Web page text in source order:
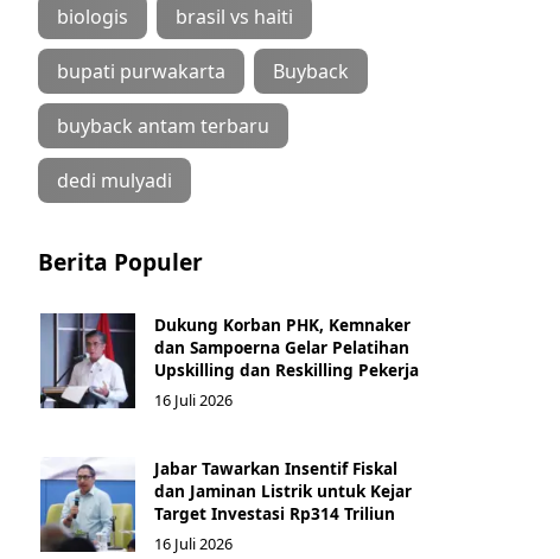
biologis brasil vs haiti
bupati purwakarta Buyback
buyback antam terbaru
dedi mulyadi
Berita Populer
Dukung Korban PHK, Kemnaker
dan Sampoerna Gelar Pelatihan
Upskilling dan Reskilling Pekerja
16 Juli 2026
Jabar Tawarkan Insentif Fiskal
dan Jaminan Listrik untuk Kejar
Target Investasi Rp314 Triliun
16 Juli 2026